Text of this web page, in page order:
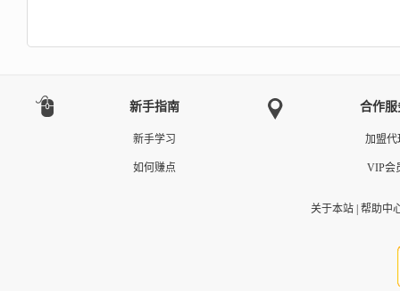
新手指南
新手学习
如何赚点
合作服
加盟代
VIP会
关于本站| 帮助中